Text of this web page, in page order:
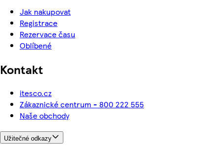
Jak nakupovat
Registrace
Rezervace času
Oblíbené
Kontakt
itesco.cz
Zákaznické centrum - 800 222 555
Naše obchody
Užitečné odkazy